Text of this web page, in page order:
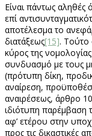
Είναι πάντως αληθές
επί
αποτέλεσμα το
διατάξεως[15]. Τούτο
κύρος της
συνδυασμό με τους
(πρότυπη δίκη,
αναίρεση,
αναιρέσεως, άρθρο
ιδιότυπη
αφ’ ετέρου στην
προς τις δικαστικές